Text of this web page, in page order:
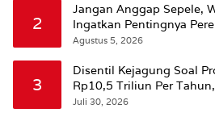
2
Jangan Anggap Sepele,
Ingatkan Pentingnya
Agustus 5, 2026
3
Disentil Kejagung Soal
Rp10,5 Triliun Per
Beri Penjelasan
Juli 30, 2026